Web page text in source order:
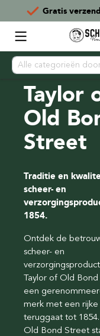
Gratis
Taylor
Old
Street
Traditie en
scheer- en
1854.
Ontdek de
scheer- en
Taylor of Old
een
merk met een
teruggaat tot
Old Bond Street